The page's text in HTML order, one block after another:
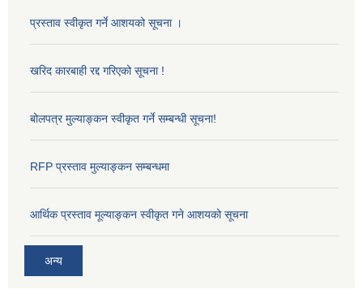
प्रस्ताव स्वीकृत गर्ने आशयको सूचना ।
खरिद कारबाही रद्द गरिएको सूचना !
बोलपत्र मुल्याङ्कन स्वीकृत गर्ने सम्बन्धी सूचना!
RFP प्रस्ताव मुल्याङ्कन सम्बन्धमा
आर्थिक प्रस्ताव मूल्याङ्कन स्वीकृत गने आशयको सूचना
अन्य